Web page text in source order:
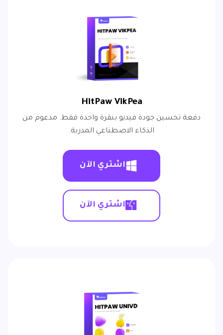
HitPaw VikPea
دفعة تحسين جودة فيديو بنقرة واحدة فقط. مدعوم من
الذكاء الاصطناعي المدربة.
اشتري الآن
اشتري الآن